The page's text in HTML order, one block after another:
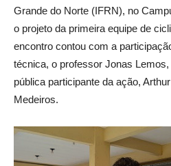
Grande do Norte (IFRN), no
o projeto da primeira equipe de
encontro contou com a
técnica, o professor Jonas
pública participante da ação,
Medeiros.